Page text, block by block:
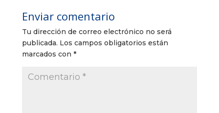
Enviar comentario
Tu dirección de correo electrónico no será
publicada. Los campos obligatorios están
marcados con *